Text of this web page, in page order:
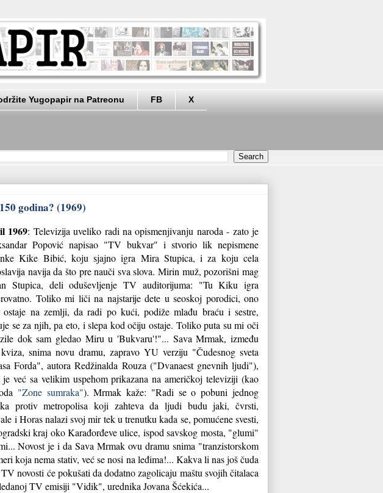
Yugopapir na Patreonu FB X
godina? (1969)
1969: Televizija uveliko radi na opismenjivanju naroda - zato je
Popović napisao "TV bukvar" i stvorio lik nepismene
Kike Bibić, koju sjajno igra Mira Stupica, i za koju cela
navija da što pre nauči sva slova. Mirin muž, pozorišni mag
Stupica, deli oduševljenje TV auditorijuma: "Tu Kiku igra
Toliko mi liči na najstarije dete u seoskoj porodici, ono
ostaje na zemlji, da radi po kući, podiže mlađu braću i sestre,
se za njih, pa eto, i slepa kod očiju ostaje. Toliko puta su mi oči
dok sam gledao Miru u 'Bukvaru'!"... Sava Mrmak, između
snima novu dramu, zapravo YU verziju "Čudesnog sveta
Forda", autora Redžinalda Rouza ("Dvanaest gnevnih ljudi"),
već sa velikim uspehom prikazana na američkoj televiziji (kao
"Zone sumraka"). Mrmak kaže: "Radi se o pobuni jednog
protiv metropolisa koji zahteva da ljudi budu jaki, čvrsti,
i Horas nalazi svoj mir tek u trenutku kada se, pomućene svesti,
kraj oko Karađorđeve ulice, ispod savskog mosta, "glumi"
Novost je i da Sava Mrmak ovu dramu snima "tranzistorskom
koja nema stativ, već se nosi na leđima!... Kakva li nas još čuda
novosti će pokušati da dodatno zagolicaju maštu svojih čitalaca
TV emisiji "Vidik", urednika Jovana Šćekića...